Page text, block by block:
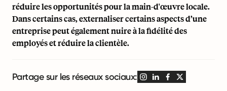
réduire les opportunités pour la main-d'œuvre locale.
Dans certains cas, externaliser certains aspects d’une
entreprise peut également nuire à la fidélité des
employés et réduire la clientèle.
Partage sur les réseaux sociaux: